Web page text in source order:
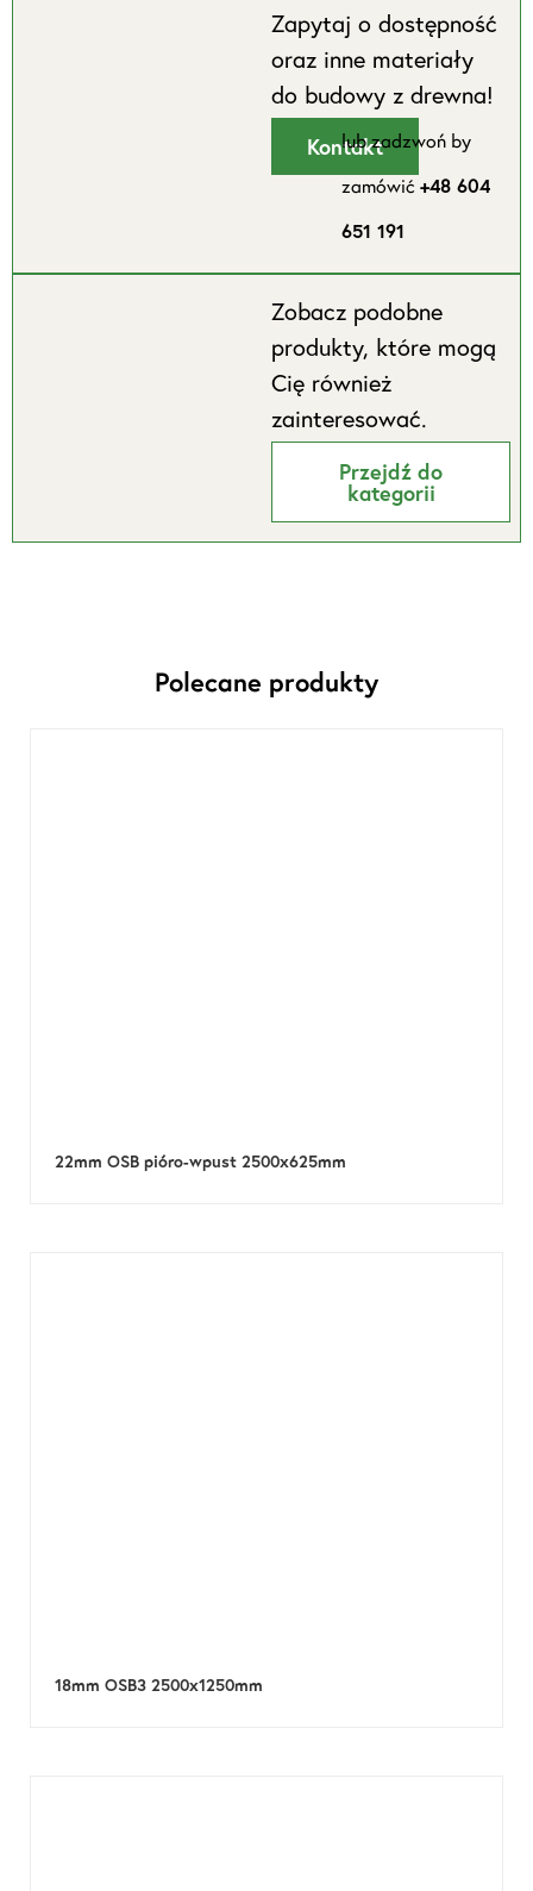
Zapytaj o dostępność
oraz inne materiały
do budowy z drewna!
Kontakt
lub zadzwoń by
zamówić+48 604
651 191
Zobacz podobne
produkty, które mogą
Cię również
zainteresować.
Przejdź do
kategorii
Polecane produkty
22mm OSB pióro-wpust 2500x625mm
18mm OSB3 2500x1250mm